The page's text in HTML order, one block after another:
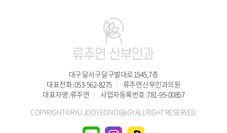
대구 달서구 달구벌대로 1545, 7층
대표전화 : 053-562-8275
류주연 산부인과의원
대표자명 : 류주연
사업자등록번호 : 781-95-00857
COPYRIGHT©RYU JOO YEON OB&GY ALL RIGHT RESERVED.